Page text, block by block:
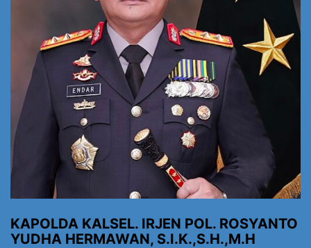
KAPOLDA KALSEL. IRJEN POL. ROSYANTO
YUDHA HERMAWAN, S.I.K.,S.H.,M.H